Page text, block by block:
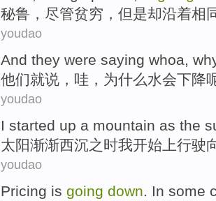
秘鲁 ， 尽管贫穷 ，但是却沿着相
youdao
And they were saying whoa,
他们就说 ， 哇 ， 为什么水会下降
youdao
I started up a mountain as the
太阳渐渐西沉之时我开始 上行驶
youdao
Pricing is going down. In some